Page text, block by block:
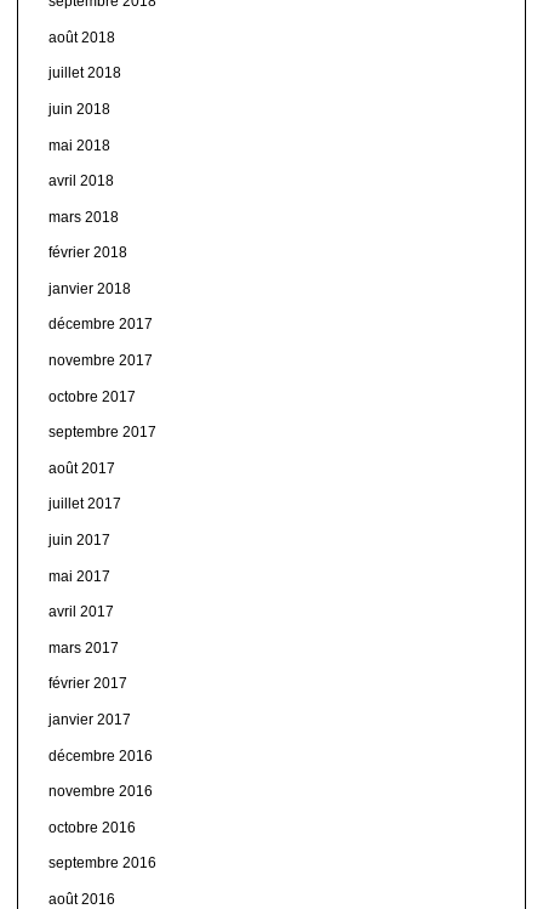
août 2018
juillet 2018
juin 2018
mai 2018
avril 2018
mars 2018
février 2018
janvier 2018
décembre 2017
novembre 2017
octobre 2017
septembre 2017
août 2017
juillet 2017
juin 2017
mai 2017
avril 2017
mars 2017
février 2017
janvier 2017
décembre 2016
novembre 2016
octobre 2016
septembre 2016
août 2016